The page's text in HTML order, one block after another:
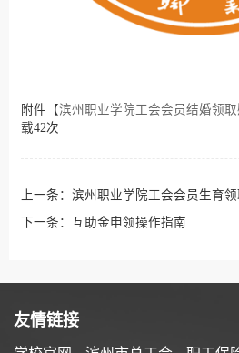
附件【滨州职业学院工会会员结婚领
载42次
上一条： 滨州职业学院工会会员生育
下一条：
互助金申领操作指南
友情链接